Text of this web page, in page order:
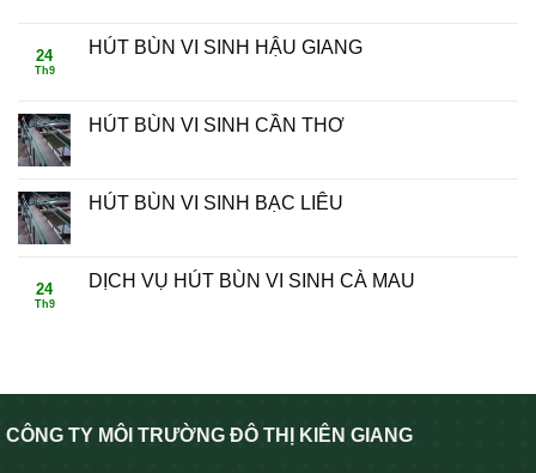
24
Th9
HÚT BÙN VI SINH HẬU GIANG
HÚT BÙN VI SINH CẦN THƠ
HÚT BÙN VI SINH BẠC LIÊU
24
Th9
DỊCH VỤ HÚT BÙN VI SINH CÀ MAU
CÔNG TY MÔI TRƯỜNG ĐÔ THỊ KIÊN GIANG